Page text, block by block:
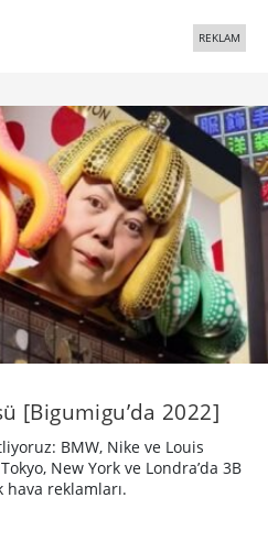
REKLAM
[Bigumigu’da 2022]
BMW, Nike ve Louis
New York ve Londra’da 3B
hava reklamları.